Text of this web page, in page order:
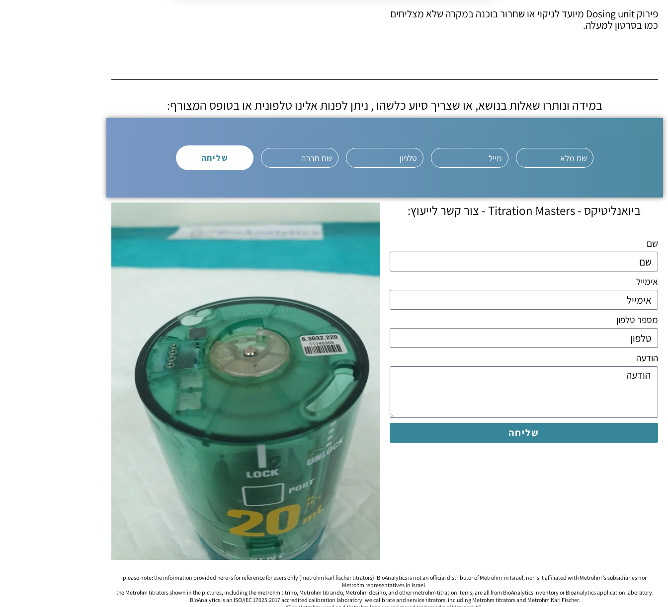
פירוק Dosing unit מיועד לניקוי או שחרור בוכנה במקרה שלא מצליחים
כמו בסרטון למעלה.
במידה ונותרו שאלות בנושא, או שצריך סיוע כלשהו , ניתן לפנות אלינו טלפונית או בטופס המצורף:
שליחה
ביואנליטיקס -Titration Masters - צור קשר לייעוץ:
שם
אימייל
מספר טלפון
הודעה
שליחה
please note: the information provided here is for reference for users only (metrohm karl fischer titrators). BioAnalytics is not an official ‎distributor of Metrohm in Israel, nor is it affiliated with Metrohm ’s subsidiaries nor
Metrohm representatives in ‎Israel.‎
the Metrohm titrators shown in the pictures, including the metrohm titrino, Metrohm titrando, Metrohm dosino, and other metrohm titration items, are all from BioAnalytics inventory or Bioanalytics application laboratory.
BioAnalytics is an ISO/IEC 17025:2017 accredited calibration laboratory. we calibrate and service titrators, including Metrohm titrators and Metrohm Karl Fischer.